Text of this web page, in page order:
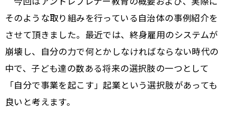
そのような取り組みを行っている自治体の事例紹介を
させて頂きました。最近では、終身雇用のシステムが
崩壊し、自分の力で何とかしなければならない時代の
中で、子ども達の数ある将来の選択肢の一つとして
「自分で事業を起こす」起業という選択肢があっても
良いと考えます。